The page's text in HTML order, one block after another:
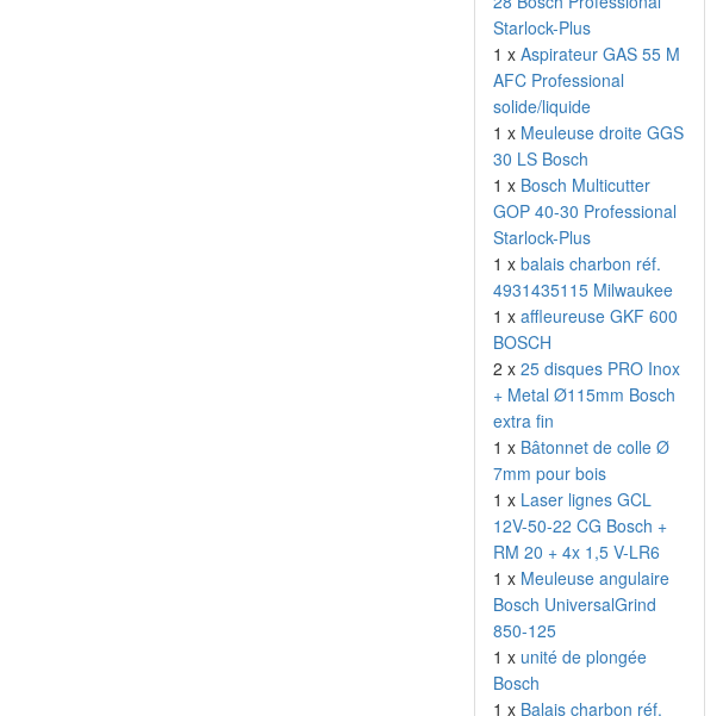
Starlock-Plus
1 x Aspirateur GAS 55 M
AFC Professional
solide/liquide
1 x Meuleuse droite GGS
30 LS Bosch
1 x Bosch Multicutter
GOP 40-30 Professional
Starlock-Plus
1 x balais charbon réf.
4931435115 Milwaukee
1 x affleureuse GKF 600
BOSCH
2 x 25 disques PRO Inox
+ Metal Ø115mm Bosch
extra fin
1 x Bâtonnet de colle Ø
7mm pour bois
1 x Laser lignes GCL
12V-50-22 CG Bosch +
RM 20 + 4x 1,5 V-LR6
1 x Meuleuse angulaire
Bosch UniversalGrind
850-125
1 x unité de plongée
Bosch
1 x Balais charbon réf.